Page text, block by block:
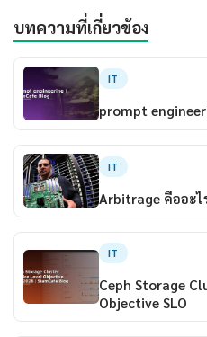
บทความที่เกี่ยวข้อง
IT
prompt
IT
Arbitrage คืออะ
IT
Ceph Storage
Objective SLO